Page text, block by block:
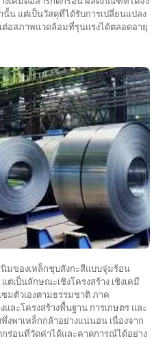
นั้น แต่เป็นวัสดุที่ได้รับการเปลี่ยนแปลง
อสภาพแวดล้อมที่รุนแรงได้ตลอดอายุ
มของเหล็กชุบสังกะสีแบบจุ่มร้อน
แต่เป็นลักษณะเชิงโครงสร้าง เชิงเคมี
มตัวเองตามธรรมชาติ ภาค
และโครงสร้างพื้นฐาน การเกษตร และ
งพาเหล็กกล้าอย่างแน่นอน เนื่องจาก
ร่อนที่วัดค่าได้และคาดการณ์ได้อย่าง